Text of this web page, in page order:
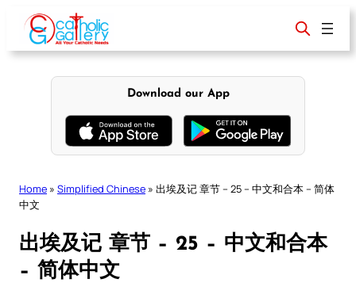
content
Download our App
Home » Simplified Chinese » 出埃及记 章节 – 25 – 中文和合本 – 简体
中文
出埃及记 章节 – 25 – 中文和合本
– 简体中文